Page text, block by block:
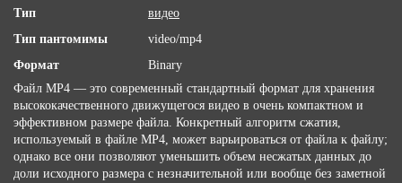
Тип
видео
Тип пантомимы
video/mp4
Формат
Binary
Файл MP4 — это современный стандартный формат для хранения
высококачественного движущегося видео в очень компактном и
эффективном размере файла. Конкретный алгоритм сжатия,
используемый в файле MP4, может варьироваться от файла к файлу;
однако все они позволяют уменьшить объем несжатых данных до
доли исходного размера с незначительной или вообще без заметной